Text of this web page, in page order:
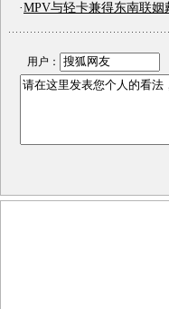
·MPV与轻卡兼得东南联姻
用户：